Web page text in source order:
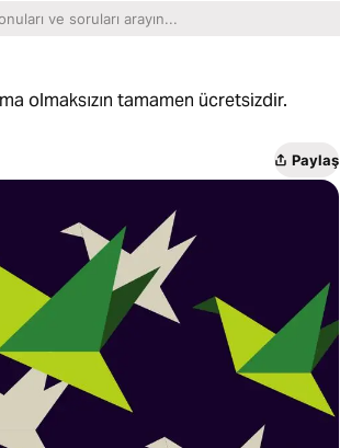
olmaksızın tamamen ücretsizdir.
Paylaş